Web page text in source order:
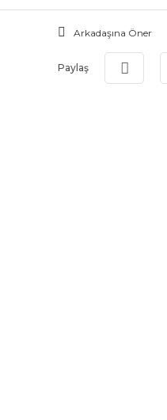
Arkadaşına Öner
Paylaş